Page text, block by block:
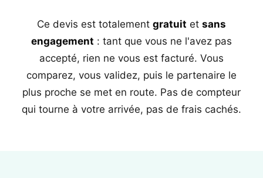
Ce devis est totalement gratuit et sans
engagement : tant que vous ne l'avez pas
accepté, rien ne vous est facturé. Vous
comparez, vous validez, puis le partenaire le
plus proche se met en route. Pas de compteur
qui tourne à votre arrivée, pas de frais cachés.